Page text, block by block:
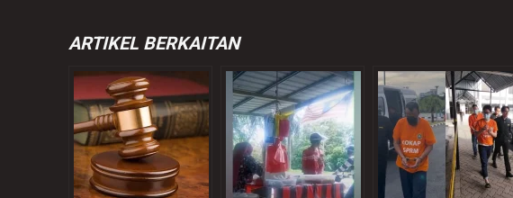
ARTIKEL BERKAITAN